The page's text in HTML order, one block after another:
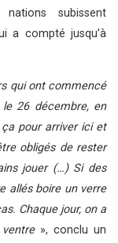
subissent
a compté jusqu’à
qui ont commencé
26 décembre, en
pour arriver ici et
obligés de rester
jouer (…) Si des
allés boire un verre
Chaque jour, on a
», conclu un